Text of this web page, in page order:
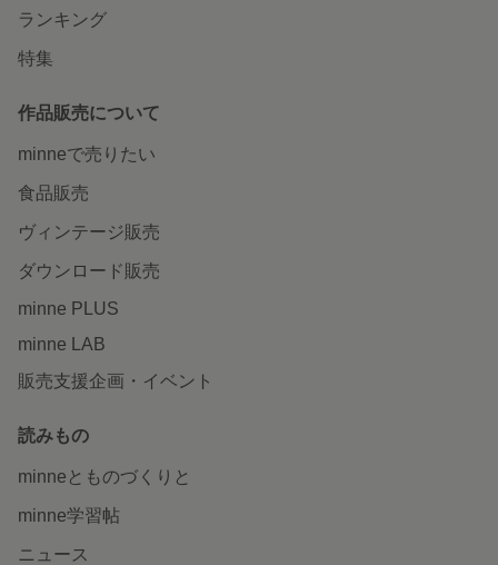
ランキング
特集
作品販売について
minneで売りたい
食品販売
ヴィンテージ販売
ダウンロード販売
minne PLUS
minne LAB
販売支援企画・イベント
読みもの
minneとものづくりと
minne学習帖
ニュース